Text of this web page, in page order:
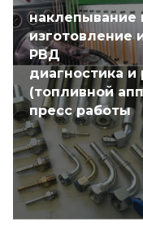
наклепывание
изготовление
РВД
диагностика
(топливной
пресс работы